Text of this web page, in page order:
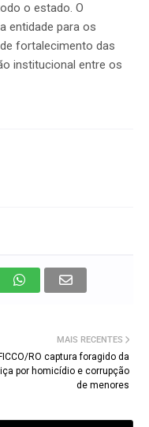
o estado. O
entidade para os
fortalecimento das
institucional entre os
MAIS RECENTES
FICCO/RO captura foragido da
por homicídio e corrupção
de menores